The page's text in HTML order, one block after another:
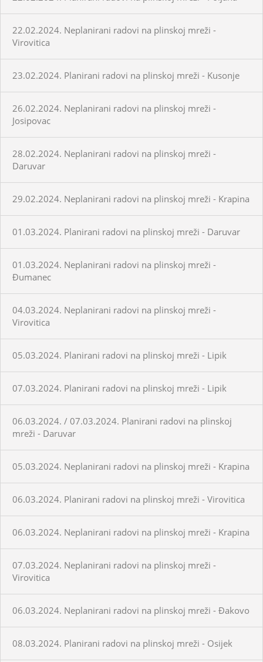
22.02.2024. Neplanirani radovi na plinskoj mreži -
Virovitica
23.02.2024. Planirani radovi na plinskoj mreži - Kusonje
26.02.2024. Neplanirani radovi na plinskoj mreži -
Josipovac
28.02.2024. Neplanirani radovi na plinskoj mreži -
Daruvar
29.02.2024. Neplanirani radovi na plinskoj mreži - Krapina
01.03.2024. Planirani radovi na plinskoj mreži - Daruvar
01.03.2024. Neplanirani radovi na plinskoj mreži -
Đumanec
04.03.2024. Neplanirani radovi na plinskoj mreži -
Virovitica
05.03.2024. Planirani radovi na plinskoj mreži - Lipik
07.03.2024. Planirani radovi na plinskoj mreži - Lipik
06.03.2024. / 07.03.2024. Planirani radovi na plinskoj
mreži - Daruvar
05.03.2024. Neplanirani radovi na plinskoj mreži - Krapina
06.03.2024. Planirani radovi na plinskoj mreži - Virovitica
06.03.2024. Neplanirani radovi na plinskoj mreži - Krapina
07.03.2024. Neplanirani radovi na plinskoj mreži -
Virovitica
06.03.2024. Neplanirani radovi na plinskoj mreži - Đakovo
08.03.2024. Planirani radovi na plinskoj mreži - Osijek